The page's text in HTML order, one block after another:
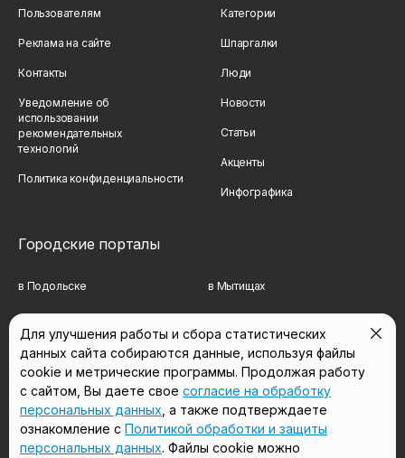
Пользователям
Реклама на сайте
Контакты
Уведомление об
использовании
рекомендательных
технологий
Политика конфиденциальности
Категории
Шпаргалки
Люди
Новости
Статьи
Акценты
Инфографика
Городские порталы
в Подольске в Мытищах
в Сергиевом Посаде в Люберцах
в Красногорске в Королёве
в Домодедово в Щёлково
Для улучшения работы и сбора статистических
данных сайта собираются данные, используя файлы
cookie и метрические программы. Продолжая работу
с сайтом, Вы даете свое согласие на обработку
персональных данных , а также подтверждаете
ознакомление с Политикой обработки и защиты
персональных данных. Файлы cookie можно